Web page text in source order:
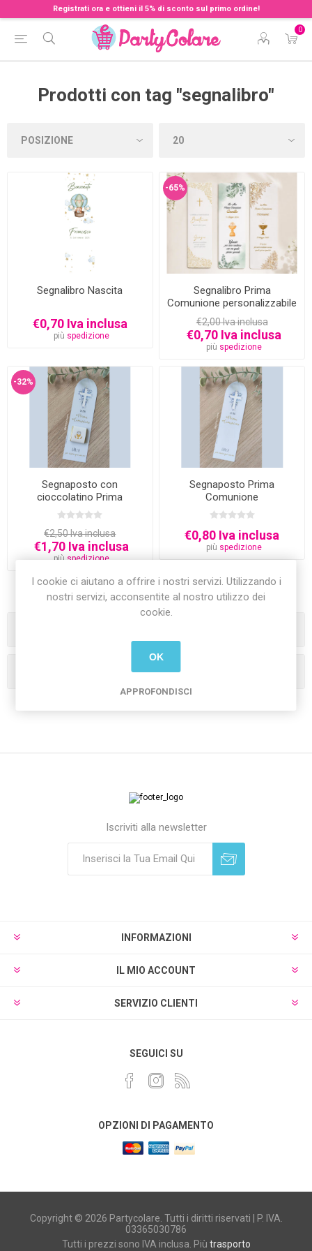
Registrati ora e ottieni il 5% di sconto sul primo ordine!
0
Prodotti con tag "segnalibro"
Segnalibro Nascita
€0,70 Iva inclusa
più spedizione
-65%
Segnalibro Prima
Comunione personalizzabile
€2,00 Iva inclusa
€0,70 Iva inclusa
più spedizione
-32%
Segnaposto con
cioccolatino Prima
Comunione
€2,50 Iva inclusa
€1,70 Iva inclusa
piùspedizione
Segnaposto Prima
Comunione
€0,80 Iva inclusa
più spedizione
Iscriviti alla newsletter
INFORMAZIONI
IL MIO ACCOUNT
SERVIZIO CLIENTI
SEGUICI SU
OPZIONI DI PAGAMENTO
Copyright © 2026 Partycolare. Tutti i diritti riservati | P. IVA.
03365030786
Tutti i prezzi sono IVA inclusa. Più trasporto
I cookie ci aiutano a offrire i nostri servizi. Utilizzando i
nostri servizi, acconsentite al nostro utilizzo dei
cookie.
OK
APPROFONDISCI